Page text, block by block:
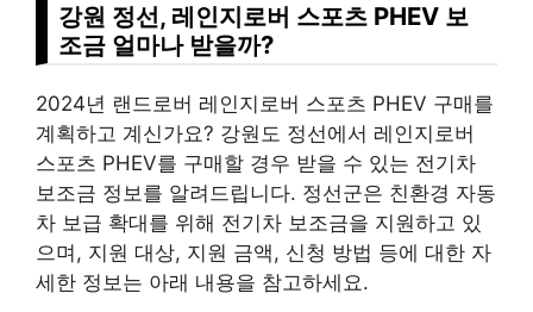
강원 정선, 레인지로버 스포츠 PHEV 보
조금 얼마나 받을까?
2024년 랜드로버 레인지로버 스포츠 PHEV 구매를
계획하고 계신가요? 강원도 정선에서 레인지로버
스포츠 PHEV를 구매할 경우 받을 수 있는 전기차
보조금 정보를 알려드립니다. 정선군은 친환경 자동
차 보급 확대를 위해 전기차 보조금을 지원하고 있
으며, 지원 대상, 지원 금액, 신청 방법 등에 대한 자
세한 정보는 아래 내용을 참고하세요.